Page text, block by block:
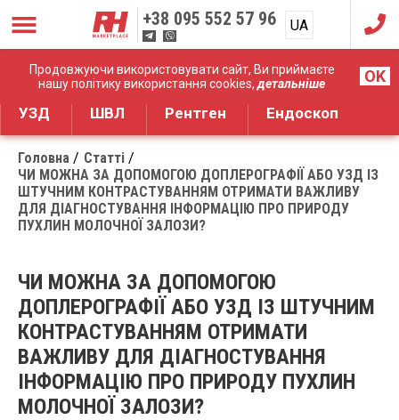
Продовжуючи використовувати сайт, Ви приймаєте
нашу політику використання cookies,детальніше OK
+38 095 552 57 96 UA
RU
Дистрибуція медичного обладнання
УЗД ШВЛ Рентген Ендоскоп
Головна
Статті
ЧИ МОЖНА ЗА ДОПОМОГОЮ ДОПЛЕРОГРАФІЇ АБО УЗД ІЗ
ШТУЧНИМ КОНТРАСТУВАННЯМ ОТРИМАТИ ВАЖЛИВУ
ДЛЯ ДІАГНОСТУВАННЯ ІНФОРМАЦІЮ ПРО ПРИРОДУ
ПУХЛИН МОЛОЧНОЇ ЗАЛОЗИ?
ЧИ МОЖНА ЗА ДОПОМОГОЮ
ДОПЛЕРОГРАФІЇ АБО УЗД ІЗ ШТУЧНИМ
КОНТРАСТУВАННЯМ ОТРИМАТИ
ВАЖЛИВУ ДЛЯ ДІАГНОСТУВАННЯ
ІНФОРМАЦІЮ ПРО ПРИРОДУ ПУХЛИН
МОЛОЧНОЇ ЗАЛОЗИ?